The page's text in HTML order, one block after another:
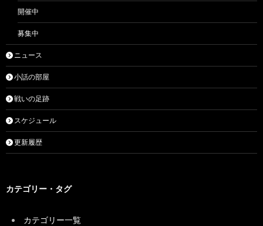
開催中
募集中
ニュース
小話の部屋
戦いの足跡
スケジュール
更新履歴
カテゴリー・タグ
カテゴリー一覧